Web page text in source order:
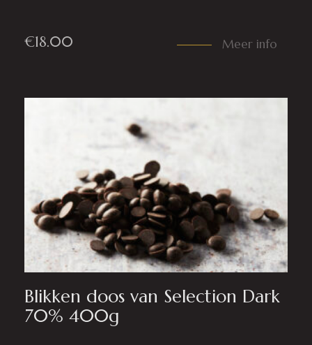
€18.00 Meer info
Blikken doos van Selection Dark
70% 400g